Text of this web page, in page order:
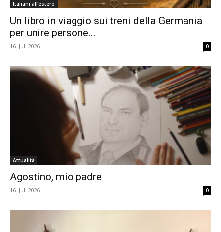
Italiani all'estero
Un libro in viaggio sui treni della Germania
per unire persone...
16. Juli 2026 0
Attualità
Agostino, mio padre
16. Juli 2026 0